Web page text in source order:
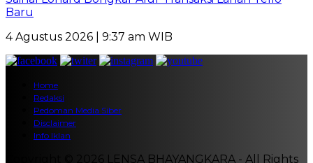
Baru
4 Agustus 2026 | 9:37 am WIB
Home
Redaksi
Pedoman Media Siber
Disclaimer
Info Iklan
Copyright © 2026 LENSA BHAYANGKARA - All Rights